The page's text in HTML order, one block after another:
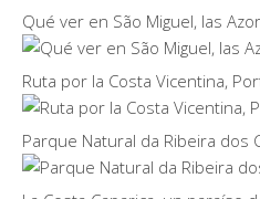
Qué ver en São Miguel, las
Ruta por la Costa Vicentina,
Parque Natural da Ribeira dos